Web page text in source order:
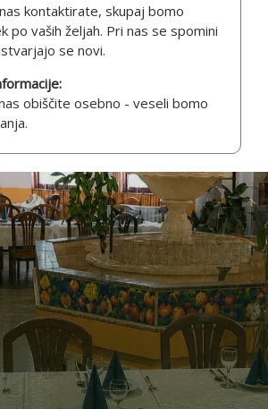
kontaktirate, skupaj bomo
po vaših željah. Pri nas se spomini
se novi.
obiščite osebno - veseli bomo